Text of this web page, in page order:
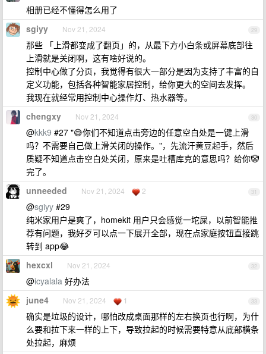
相册已经不懂得怎么用了
29
sgiyy Nov 21, 2024
那些 「上滑都变成了翻页」的，从最下方小白条或屏幕底部往
上滑就是关闭啊，这有啥好说的。
控制中心做了分页，我觉得有很大一部分是因为支持了丰富的自
定义功能，包括各种智能家居控制，给你更大的空间去发挥。
我现在就经常用控制中心操作灯、热水器等。
30
chengxy Nov 21, 2024
@kkk9 #27 "😅你们不知道点击旁边的任意空白处是一键上滑
吗？不需要自己做上滑关闭的操作。"，先流汗黄豆起手，然后
质疑不知道点击空白处关闭，原来是吐槽库克的意思吗？给你🤡
完了。
31
unneeded Nov 21, 2024 2
@sgiyy #29
纯米家用户是爽了，homekit 用户只会感觉一坨屎，以前智能推
荐有问题，我好歹可以点一下展开全部，现在点家庭按钮直接跳
转到 app😂
32
hexcxl Nov 21, 2024
@icyalala 好办法
33
june4 Nov 21, 2024 1
确实是垃圾的设计，哪怕改成桌面那样的左右换页也行啊，为什
么要和拉下来一样的上下，导致拉起的时候需要特意从底部横条
处拉起，麻烦